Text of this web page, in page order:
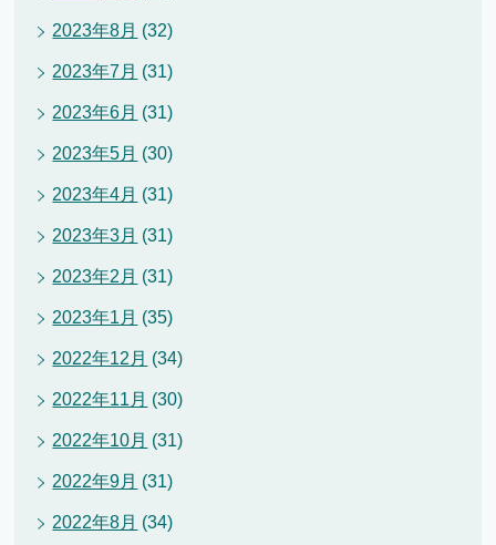
2023年8月 (32)
2023年7月 (31)
2023年6月 (31)
2023年5月 (30)
2023年4月 (31)
2023年3月 (31)
2023年2月 (31)
2023年1月 (35)
2022年12月 (34)
2022年11月 (30)
2022年10月 (31)
2022年9月 (31)
2022年8月 (34)